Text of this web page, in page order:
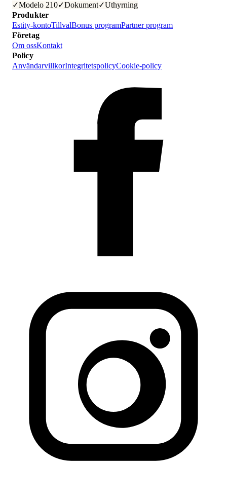
✓Modelo 210✓Dokument✓Uthyrning
Produkter
Estity-kontoTillvalBonus programPartner program
Företag
Om ossKontakt
Policy
AnvändarvillkorIntegritetspolicyCookie-policy